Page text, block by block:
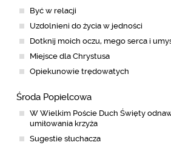
Być w relacji
Uzdolnieni do życia w jedności
Dotknij moich oczu, mego serca i
Miejsce dla Chrystusa
Opiekunowie trędowatych
Środa Popielcowa
W Wielkim Poście Duch Święty
umiłowania krzyża
Sugestie słuchacza